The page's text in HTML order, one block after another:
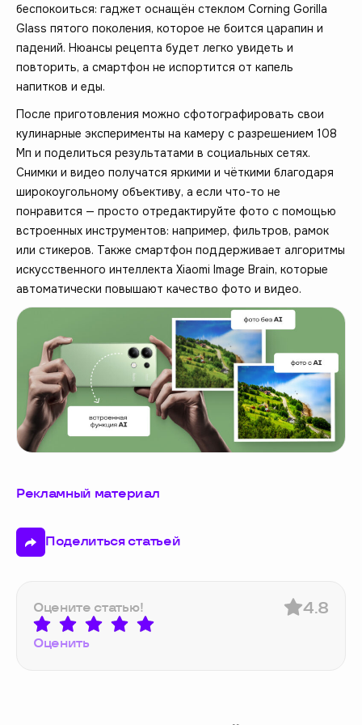
беспокоиться: гаджет оснащён стеклом Corning Gorilla
Glass пятого поколения, которое не боится царапин и
падений. Нюансы рецепта будет легко увидеть и
повторить, а смартфон не испортится от капель
напитков и еды.
После приготовления можно сфотографировать свои
кулинарные эксперименты на камеру с разрешением 108
Мп и поделиться результатами в социальных сетях.
Снимки и видео получатся яркими и чёткими благодаря
широкоугольному объективу, а если что-то не
понравится — просто отредактируйте фото с помощью
встроенных инструментов: например, фильтров, рамок
или стикеров. Также смартфон поддерживает алгоритмы
искусственного интеллекта Xiaomi Image Brain, которые
автоматически повышают качество фото и видео.
Поделиться статьей
Рекламный материал
Оцените статью!
Оценить
4.8